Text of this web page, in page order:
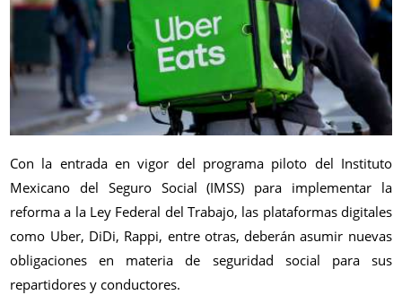
Con la entrada en vigor del programa piloto del Instituto
Mexicano del Seguro Social (IMSS) para implementar la
reforma a la Ley Federal del Trabajo, las plataformas digitales
como Uber, DiDi, Rappi, entre otras, deberán asumir nuevas
obligaciones en materia de seguridad social para sus
repartidores y conductores.